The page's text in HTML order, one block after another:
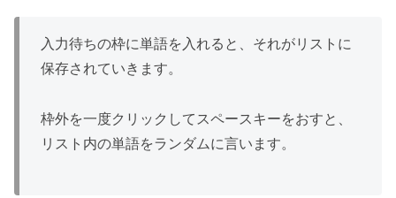
入力待ちの枠に単語を入れると、それがリストに
保存されていきます。
枠外を一度クリックしてスペースキーをおすと、
リスト内の単語をランダムに言います。